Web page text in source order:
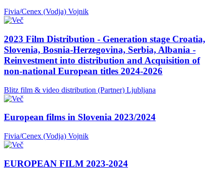
Fivia/Cenex (Vodja) Vojnik
2023 Film Distribution - Generation stage Croatia,
Slovenia, Bosnia-Herzegovina, Serbia, Albania -
Reinvestment into distribution and Acquisition of
non-national European titles 2024-2026
Blitz film & video distribution (Partner) Ljubljana
European films in Slovenia 2023/2024
Fivia/Cenex (Vodja) Vojnik
EUROPEAN FILM 2023-2024